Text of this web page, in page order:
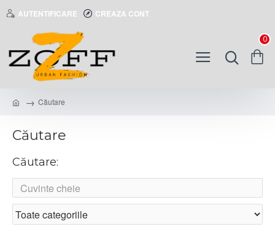
AUTENTIFICARE CREAZA CONT
0
Căutare
Căutare
Căutare: